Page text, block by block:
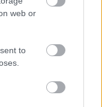
web or
to